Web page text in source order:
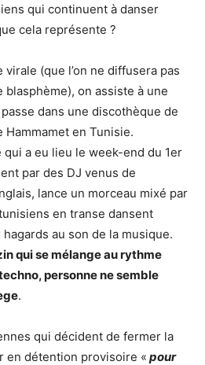
qui continuent à danser
cela représente ?
(que l’on ne diffusera pas
blasphème), on assiste à une
dans une discothèque de
Hammamet en Tunisie.
qui a eu lieu le week-end du 1er
par des DJ venus de
lance un morceau mixé par
en transe dansent
au son de la musique.
qui se mélange au rythme
personne ne semble
.
qui décident de fermer la
en détention provisoire « pour